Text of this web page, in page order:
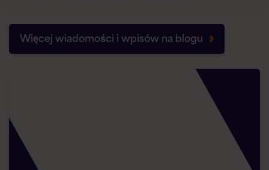
Więcej wiadomości i wpisów na blogu